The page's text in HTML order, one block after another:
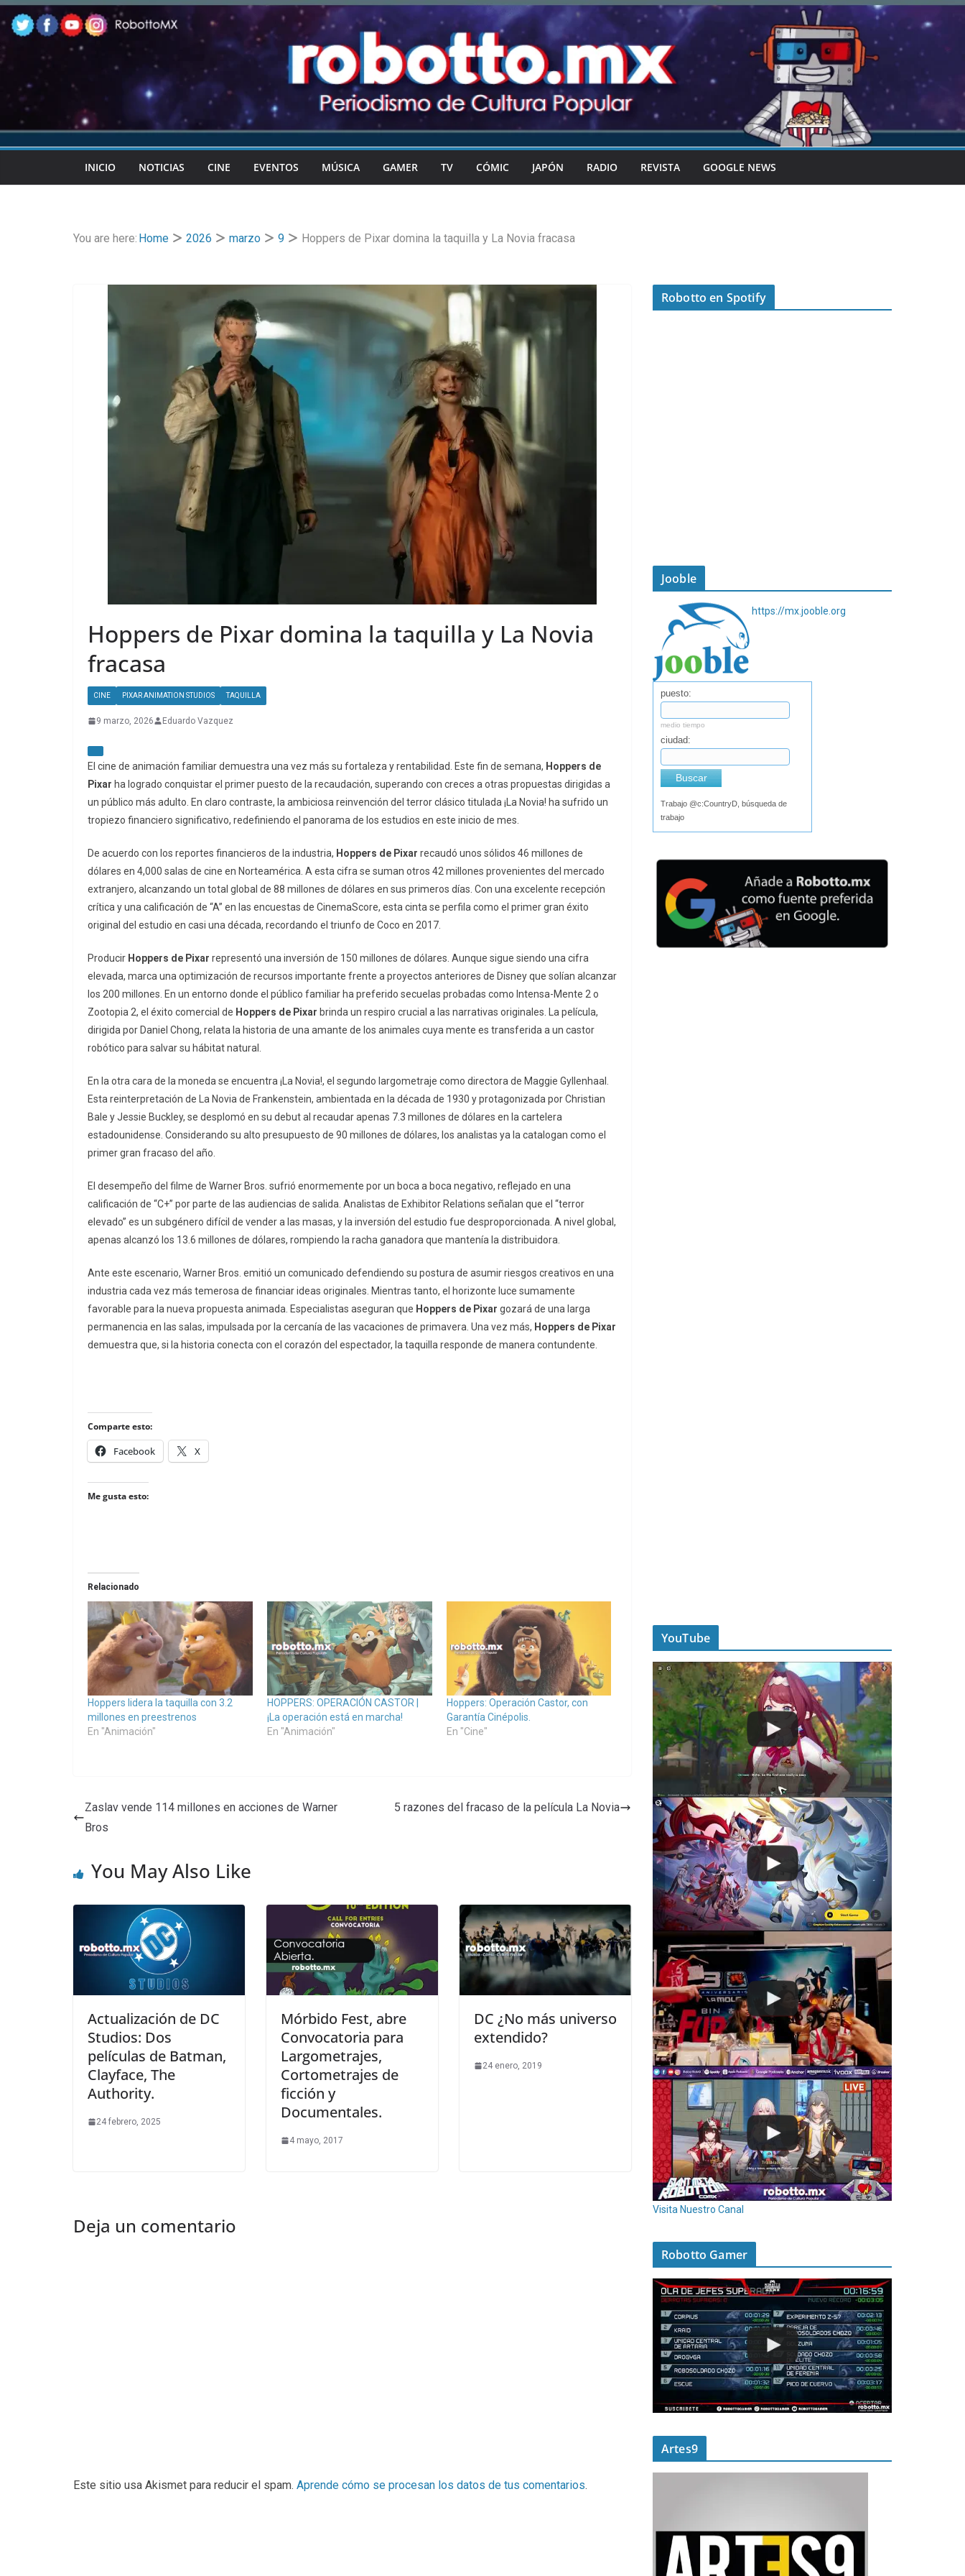
Skip
to
content
INICIO NOTICIAS CINE EVENTOS MÚSICA GAMER TV CÓMIC JAPÓN RADIO REVISTA GOOGLE NEWS
You are here: Home 2026 marzo 9 Hoppers de Pixar domina la taquilla y La Novia fracasa
Hoppers de Pixar domina la taquilla y La Novia
fracasa
CINE PIXAR ANIMATION STUDIOS TAQUILLA
9 marzo, 2026 Eduardo Vazquez
El cine de animación familiar demuestra una vez más su fortaleza y rentabilidad. Este fin de semana, Hoppers de
Pixar ha logrado conquistar el primer puesto de la recaudación, superando con creces a otras propuestas dirigidas a
un público más adulto. En claro contraste, la ambiciosa reinvención del terror clásico titulada ¡La Novia! ha sufrido un
tropiezo financiero significativo, redefiniendo el panorama de los estudios en este inicio de mes.
De acuerdo con los reportes financieros de la industria, Hoppers de Pixar recaudó unos sólidos 46 millones de
dólares en 4,000 salas de cine en Norteamérica. A esta cifra se suman otros 42 millones provenientes del mercado
extranjero, alcanzando un total global de 88 millones de dólares en sus primeros días. Con una excelente recepción
crítica y una calificación de “A” en las encuestas de CinemaScore, esta cinta se perfila como el primer gran éxito
original del estudio en casi una década, recordando el triunfo de Coco en 2017.
Producir Hoppers de Pixar representó una inversión de 150 millones de dólares. Aunque sigue siendo una cifra
elevada, marca una optimización de recursos importante frente a proyectos anteriores de Disney que solían alcanzar
los 200 millones. En un entorno donde el público familiar ha preferido secuelas probadas como Intensa-Mente 2 o
Zootopia 2, el éxito comercial de Hoppers de Pixar brinda un respiro crucial a las narrativas originales. La película,
dirigida por Daniel Chong, relata la historia de una amante de los animales cuya mente es transferida a un castor
robótico para salvar su hábitat natural.
En la otra cara de la moneda se encuentra ¡La Novia!, el segundo largometraje como directora de Maggie Gyllenhaal.
Esta reinterpretación de
La Novia de Frankenstein, ambientada en la década de 1930 y protagonizada por Christian
Bale y Jessie Buckley, se desplomó en su debut al recaudar apenas 7.3 millones de dólares en la cartelera
estadounidense. Considerando su alto presupuesto de 90 millones de dólares, los analistas ya la catalogan como el
primer gran fracaso del año.
El desempeño del filme de Warner Bros. sufrió enormemente por un boca a boca negativo, reflejado en una
calificación de “C+” por parte de las audiencias de salida. Analistas de Exhibitor Relations señalan que el “terror
elevado” es un subgénero difícil de vender a las masas, y la inversión del estudio fue desproporcionada. A nivel global,
apenas alcanzó los 13.6 millones de dólares, rompiendo la racha ganadora que mantenía la distribuidora.
Ante este escenario, Warner Bros. emitió un comunicado defendiendo su postura de asumir riesgos creativos en una
industria cada vez más temerosa de financiar ideas originales. Mientras tanto, el horizonte luce sumamente
favorable para la nueva propuesta animada. Especialistas aseguran que Hoppers de Pixar gozará de una larga
permanencia en las salas, impulsada por la cercanía de las vacaciones de primavera. Una vez más, Hoppers de Pixar
demuestra que, si la historia conecta con el corazón del espectador, la taquilla responde de manera contundente.
Comparte esto:
Facebook X
Me gusta esto:
Relacionado
Hoppers lidera la taquilla con 3.2
millones en preestrenos
En "Animación"
HOPPERS: OPERACIÓN CASTOR |
¡La operación está en marcha!
En "Animación"
Hoppers: Operación Castor, con
Garantía Cinépolis.
En "Cine"
Zaslav vende 114 millones en acciones de Warner
Bros
5 razones del fracaso de la película La Novia
You May Also Like
Actualización de DC
Studios: Dos
películas de Batman,
Clayface, The
Authority.
24 febrero, 2025
Mórbido Fest, abre
Convocatoria para
Largometrajes,
Cortometrajes de
ficción y
Documentales.
4 mayo, 2017
DC ¿No más universo
extendido?
24 enero, 2019
Deja un comentario
Este sitio usa Akismet para reducir el spam. Aprende cómo se procesan los datos de tus comentarios.
Robotto en Spotify
Jooble
https://mx.jooble.org
puesto:
medio tiempo
ciudad:
Buscar
Trabajo @c:CountryD, búsqueda de
trabajo
YouTube
Visita Nuestro Canal
Robotto Gamer
Artes9